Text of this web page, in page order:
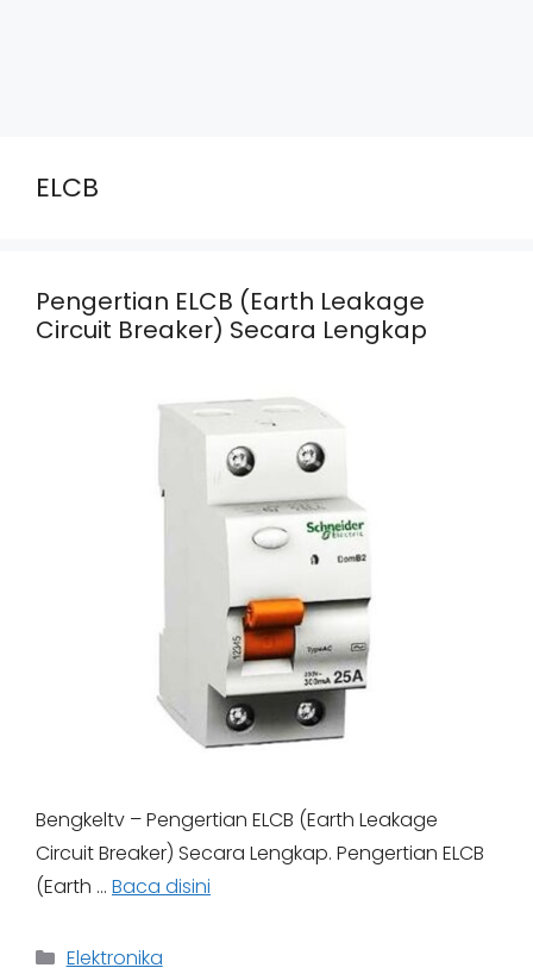
ELCB
Pengertian ELCB (Earth Leakage
Circuit Breaker) Secara Lengkap
Bengkeltv – Pengertian ELCB (Earth Leakage
Circuit Breaker) Secara Lengkap. Pengertian ELCB
(Earth … Baca disini
Categories
Elektronika